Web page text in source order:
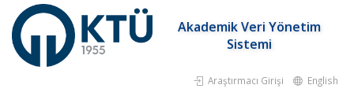
Akademik Veri Yönetim
Sistemi
Araştırmacı Girişi English